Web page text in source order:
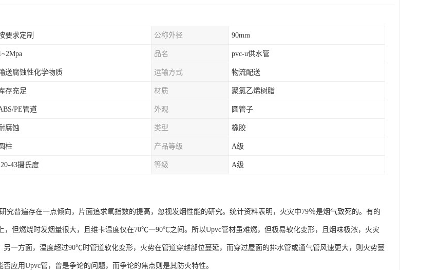
要求定制 公称外径 90mm
品名 pvc-u供水管
送腐蚀性化学物质 运输方式 物流配送
存充足 材质 聚氯乙烯树脂
PE管道 外观 圆管子
腐蚀 类型 橡胶
柱 产品等级 A级
43摄氏度 等级 A级
究普遍存在一点倾向，片面追求氧指数的提高，忽视发烟性能的研究。统计资料表明，火灾中79％是烟气致死的。有的
，但燃烧时发烟量很大，且维卡温度仅在70℃一90℃之间。所以Upvc管材虽难燃，但极易软化变形，且烟味极浓，火灾
另一方面，温度超过90℃时管道软化变形，火势在管道穿越部位蔓延，而穿过屋面的排水管或通气管风速更大，则火势蔓
应用Upvc管，曾是争论的问题，而争论的焦点则是其防火特性。